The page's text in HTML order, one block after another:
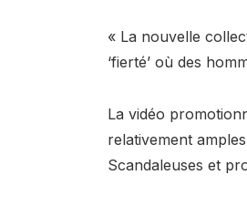
« La nouvelle
‘fierté’ où des
La vidéo
relativement
Scandaleuses et